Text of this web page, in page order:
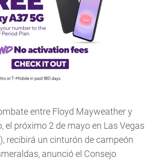
entre Floyd Mayweather y
el próximo 2 de mayo en Las Vegas
recibirá un cinturón de campeón
anunció el Consejo